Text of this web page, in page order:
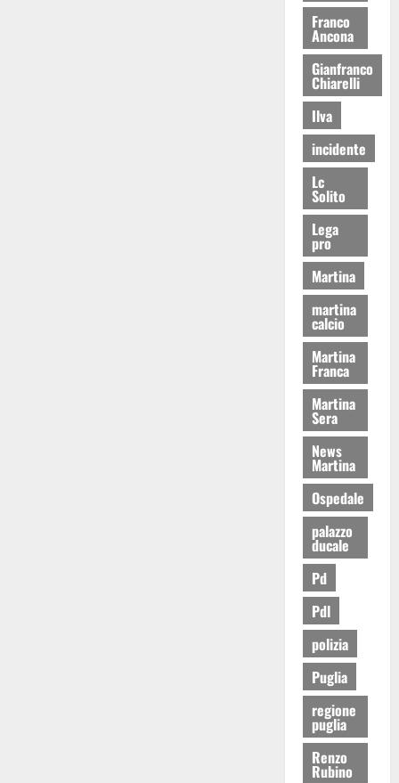
Franco
Ancona
Gianfranco
Chiarelli
Ilva
incidente
Lc
Solito
Lega
pro
Martina
martina
calcio
Martina
Franca
Martina
Sera
News
Martina
Ospedale
palazzo
ducale
Pd
Pdl
polizia
Puglia
regione
puglia
Renzo
Rubino